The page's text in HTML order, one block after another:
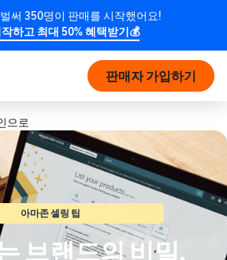
써 350명이 판매를 시작했어요!
하고 최대 50% 혜택받기💰
판매자 가입하기
으로
아마존 셀링 팁
브랜드의 비밀,